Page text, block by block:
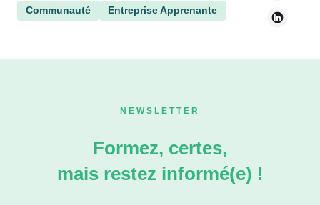
Communauté Entreprise Apprenante
NEWSLETTER
Formez, certes,
mais restez informé(e) !